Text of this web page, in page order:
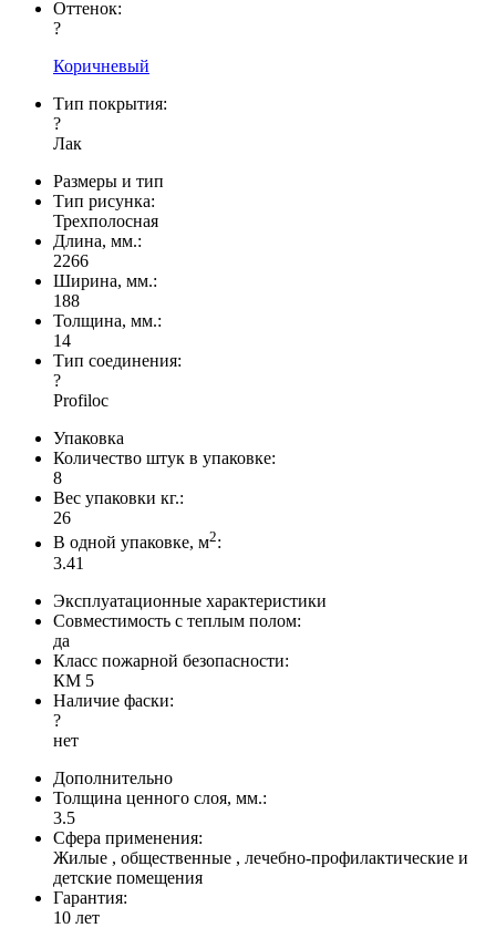
Оттенок:
?
Коричневый
Тип покрытия:
?
Лак
Размеры и тип
Тип рисунка:
Трехполосная
Длина, мм.:
2266
Ширина, мм.:
188
Толщина, мм.:
14
Тип соединения:
?
Profiloc
Упаковка
Количество штук в упаковке:
8
Вес упаковки кг.:
26
В одной упаковке, м2:
3.41
Эксплуатационные характеристики
Совместимость с теплым полом:
да
Класс пожарной безопасности:
КМ 5
Наличие фаски:
?
нет
Дополнительно
Толщина ценного слоя, мм.:
3.5
Сфера применения:
Жилые , общественные , лечебно-профилактические и
детские помещения
Гарантия:
10 лет